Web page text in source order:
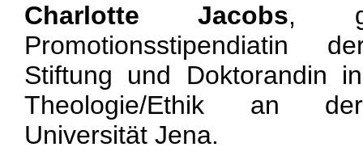
Charlotte Jacobs,
Promotionsstipendiatin
Stiftung und Doktorandin
Theologie/Ethik an der
Universität Jena.